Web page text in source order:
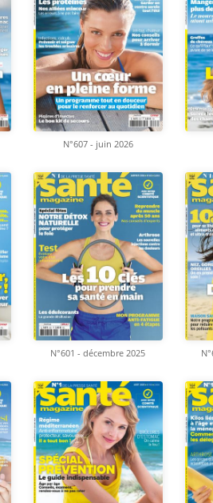
N°607 - juin 2026
N°601 - décembre 2025